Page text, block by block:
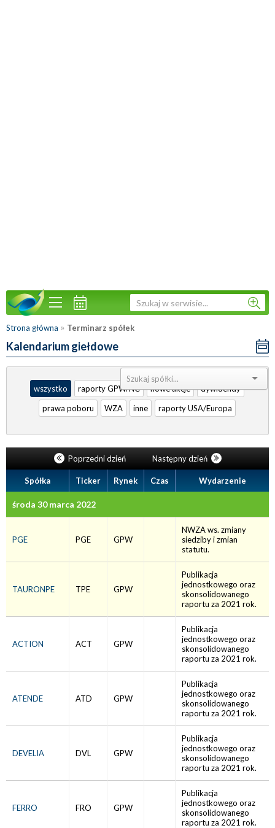
Strona główna » Terminarz spółek
Kalendarium giełdowe
Sortuj:
wszystko
raporty GPW/NC nowe akcje
dywidendy
prawa poboru
WZA inne raporty USA/Europa
Poprzedni dzień Następny dzień
Spółka Ticker Rynek Czas Wydarzenie
środa 30 marca 2022
PGE PGE GPW
NWZA ws. zmiany
siedziby i zmian
statutu.
TAURONPE TPE GPW
Publikacja
jednostkowego oraz
skonsolidowanego
raportu za 2021 rok.
ACTION ACT GPW
Publikacja
jednostkowego oraz
skonsolidowanego
raportu za 2021 rok.
ATENDE ATD GPW
Publikacja
jednostkowego oraz
skonsolidowanego
raportu za 2021 rok.
DEVELIA DVL GPW
Publikacja
jednostkowego oraz
skonsolidowanego
raportu za 2021 rok.
FERRO FRO GPW
Publikacja
jednostkowego oraz
skonsolidowanego
raportu za 2021 rok.